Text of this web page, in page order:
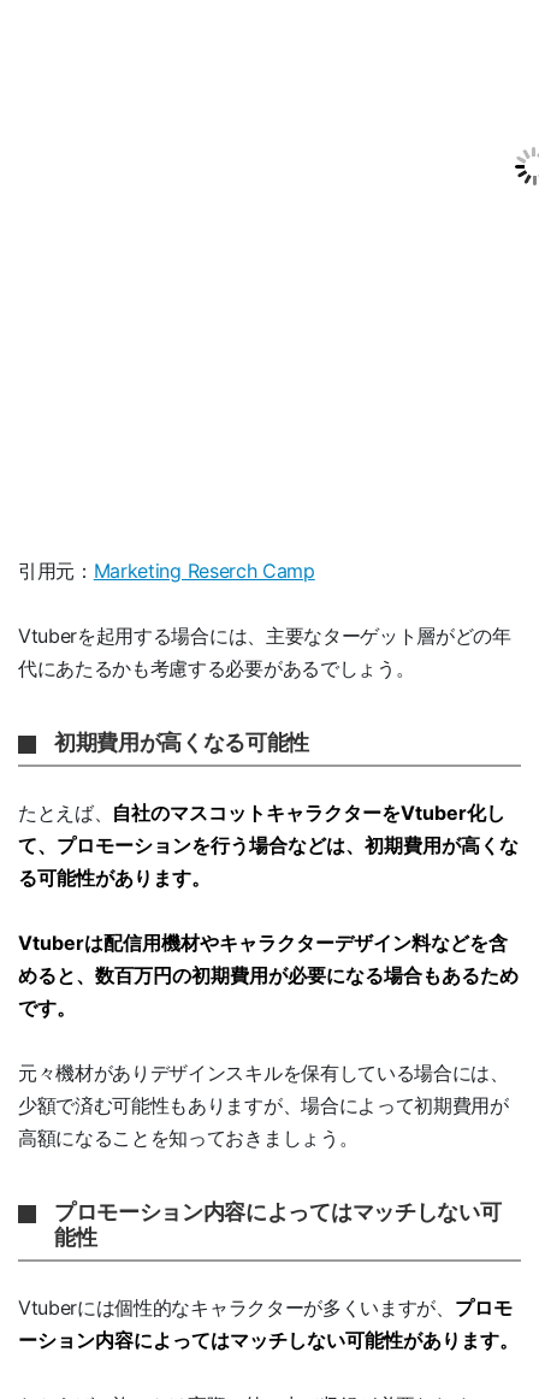
引用元： Marketing Reserch Camp
Vtuberを起用する場合には、主要なターゲット層がどの年
代にあたるかも考慮する必要があるでしょう。
初期費用が高くなる可能性
たとえば、 自社のマスコットキャラクターをVtuber化し
て、プロモーションを行う場合などは、初期費用が高くな
る可能性があります。
Vtuberは配信用機材やキャラクターデザイン料などを含
めると、数百万円の初期費用が必要になる場合もあるため
です。
元々機材がありデザインスキルを保有している場合には、
少額で済む可能性もありますが、場合によって初期費用が
高額になることを知っておきましょう。
プロモーション内容によってはマッチしない可
能性
Vtuberには個性的なキャラクターが多くいますが、 プロモ
ーション内容によってはマッチしない可能性があります。